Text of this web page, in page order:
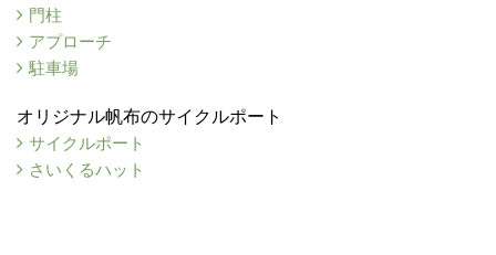
門柱
アプローチ
駐車場
オリジナル帆布のサイクルポート
サイクルポート
さいくるハット